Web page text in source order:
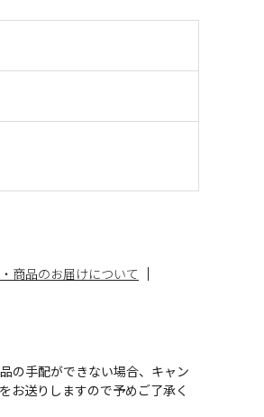
商品のお届けについて
の手配ができない場合、キャン
お送りしますので予めご了承く